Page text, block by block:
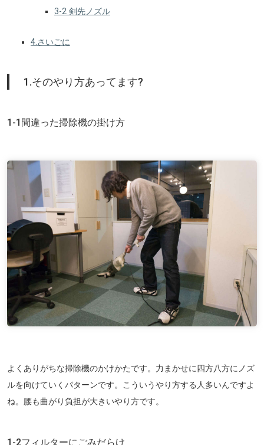
3-2 剣先ノズル
4.さいごに
1.そのやり方あってます?
1-1間違った掃除機の掛け方
よくありがちな掃除機のかけかたです。力まかせに四方八方にノズ
ルを向けていくパターンです。こういうやり方する人多いんですよ
ね。腰も曲がり負担が大きいやり方です。
1-2フィルターにごみだらけ